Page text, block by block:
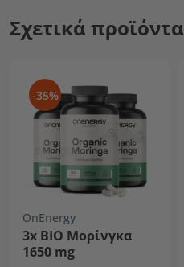
Σχετικά προϊόντα
-35%
OnEnergy
3x BIO Μορίνγκα
1650 mg